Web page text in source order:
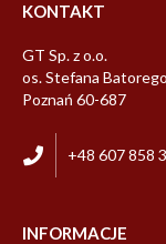
KONTAKT
GT Sp. z o.o.
os. Stefana
Poznań 60-687
+48 607 858
INFORMACJE